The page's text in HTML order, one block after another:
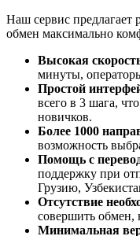
Наш сервис предлагает
обмен максимально
Высокая
минуты,
Простой
всего в 3 шага,
новичков.
Более 1000
возможность
Помощь с
поддержку при
Грузию,
Отсутствие
совершить обмен,
Минимальная